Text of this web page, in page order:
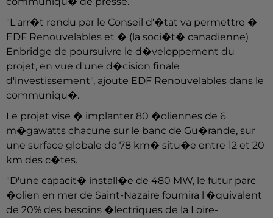
"L'arr�t rendu par le Conseil d'�tat va permettre �
EDF Renouvelables et � (la soci�t� canadienne)
Enbridge de poursuivre le d�veloppement du
projet, en vue d'une d�cision finale
d'investissement", ajoute EDF Renouvelables dans le
communiqu�.
Le projet vise � implanter 80 �oliennes de 6
m�gawatts chacune sur le banc de Gu�rande, sur
une surface globale de 78 km� situ�e entre 12 et 20
km des c�tes.
"D'une capacit� install�e de 480 MW, le futur parc
�olien en mer de Saint-Nazaire fournira l'�quivalent
de 20% des besoins �lectriques de la Loire-